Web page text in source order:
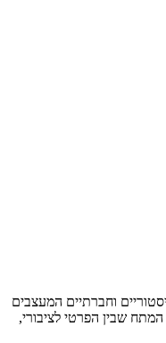
וחברתיים המעצבים
שבין הפרטי לציבורי,